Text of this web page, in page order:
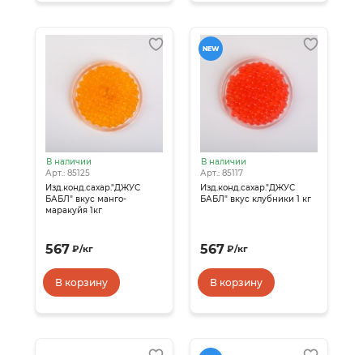
В наличии
Арт.: 85125
Изд.конд.сахар."ДЖУС
БАБЛ" вкус манго-
маракуйя 1кг
567 ₽/кг
В корзину
NEW
В наличии
Арт.: 85117
Изд.конд.сахар."ДЖУС
БАБЛ" вкус клубники 1 кг
567 ₽/кг
В корзину